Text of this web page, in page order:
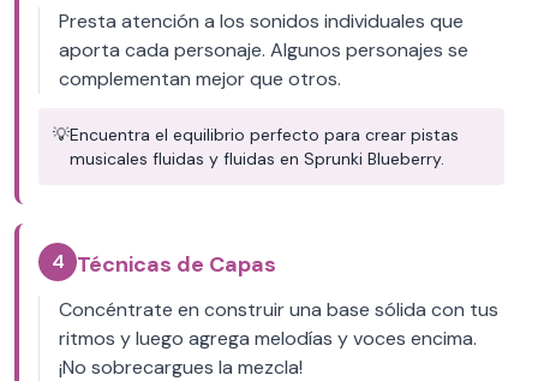
Presta atención a los sonidos individuales que
aporta cada personaje. Algunos personajes se
complementan mejor que otros.
💡Encuentra el equilibrio perfecto para crear pistas
musicales fluidas y fluidas en Sprunki Blueberry.
4 Técnicas de Capas
Concéntrate en construir una base sólida con tus
ritmos y luego agrega melodías y voces encima.
¡No sobrecargues la mezcla!